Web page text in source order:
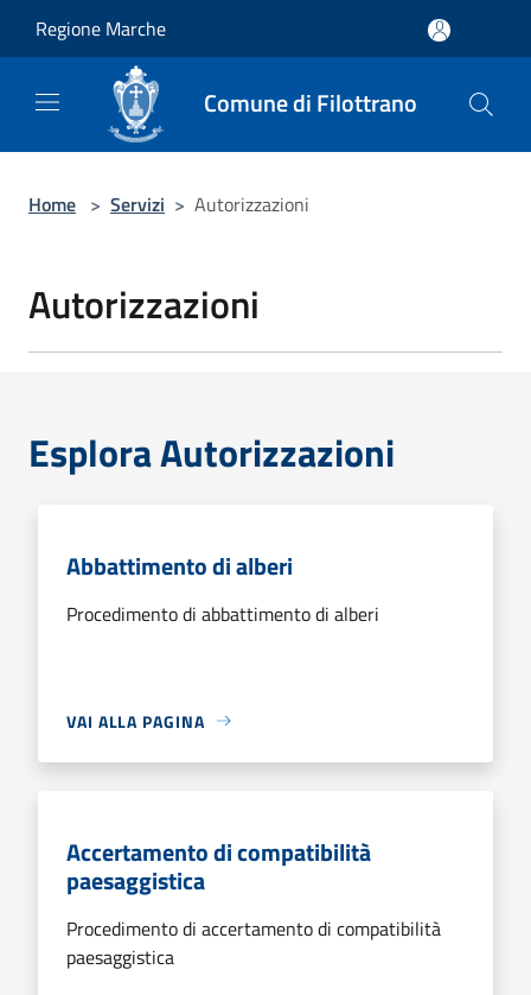
Regione Marche
Comune di Filottrano
Home > Servizi > Autorizzazioni
Autorizzazioni
Esplora Autorizzazioni
Abbattimento di alberi
Procedimento di abbattimento di alberi
VAI ALLA PAGINA
Accertamento di compatibilità
paesaggistica
Procedimento di accertamento di compatibilità
paesaggistica